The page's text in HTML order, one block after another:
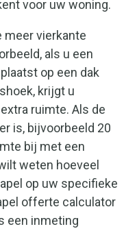
voor uw woning.
meer vierkante
als u een
op een dak
krijgt u
ruimte. Als de
is, bijvoorbeeld 20
bij met een
weten hoeveel
op uw specifieke
offerte calculator
een inmeting